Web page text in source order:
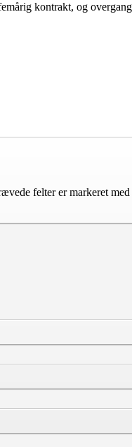
kontrakt, og
felter er markeret med